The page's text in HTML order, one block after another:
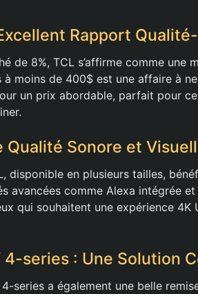
Rapport
de 8%, TCL s’affirme comme une
à moins de 400$ est une affaire à
un prix abordable, parfait pour
Qualité Sonore et
disponible en plusieurs tailles,
avancées comme Alexa intégrée
qui souhaitent une expérience 4K
4-series : Une Solution
4-series a également une belle